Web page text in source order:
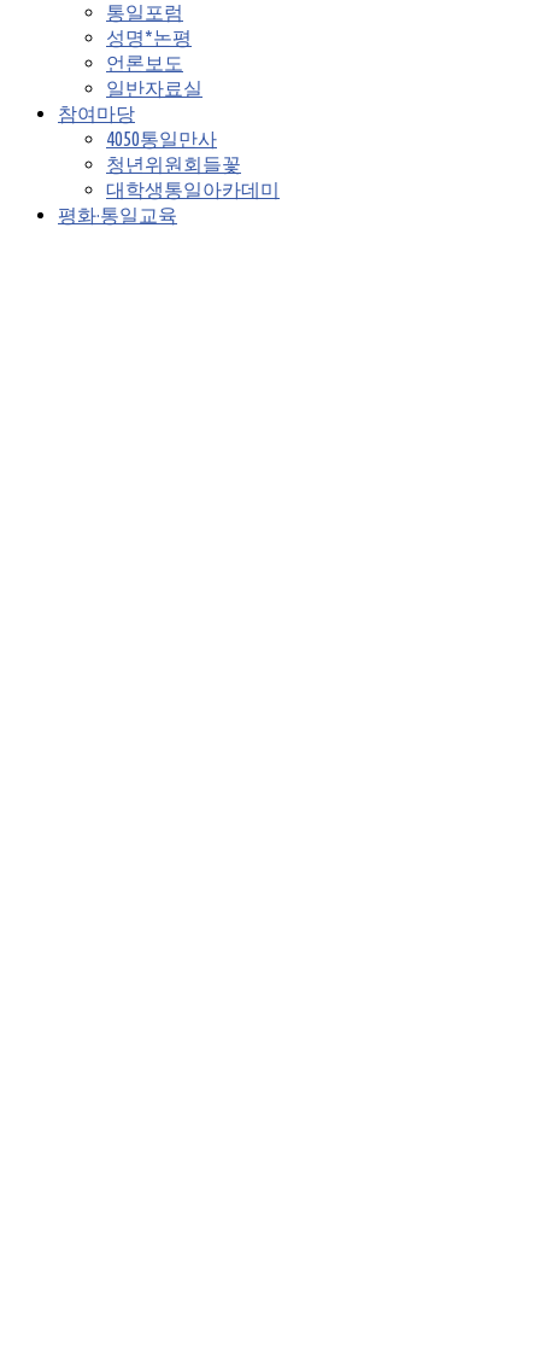
통일포럼
성명*논평
언론보도
일반자료실
참여마당
4050통일만사
청년위원회들꽃
대학생통일아카데미
평화·통일교육